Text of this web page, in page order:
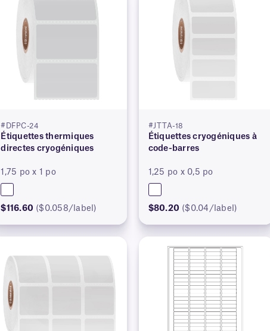
#DFPC-24
Étiquettes thermiques
directes cryogéniques
1,75 po x 1 po
$116.60 ($0.058/label)
#JTTA-18
Étiquettes cryogéniques à
code-barres
1,25 po x 0,5 po
$80.20 ($0.04/label)